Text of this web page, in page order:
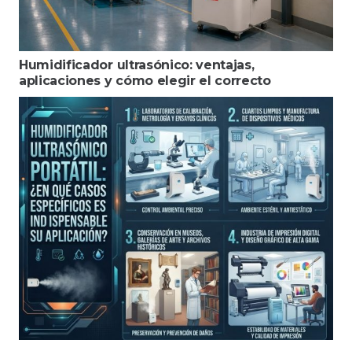
Humidificador ultrasónico: ventajas,
aplicaciones y cómo elegir el correcto